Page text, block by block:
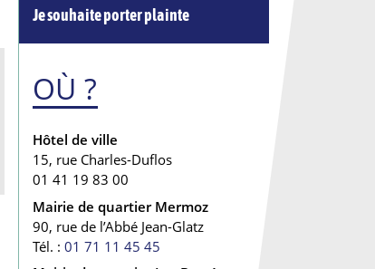
Je souhaite porter plainte
OÙ ?
Hôtel de ville
15, rue Charles-Duflos
01 41 19 83 00
Mairie de quartier Mermoz
90, rue de l’Abbé Jean-Glatz
Tél. : 01 71 11 45 45